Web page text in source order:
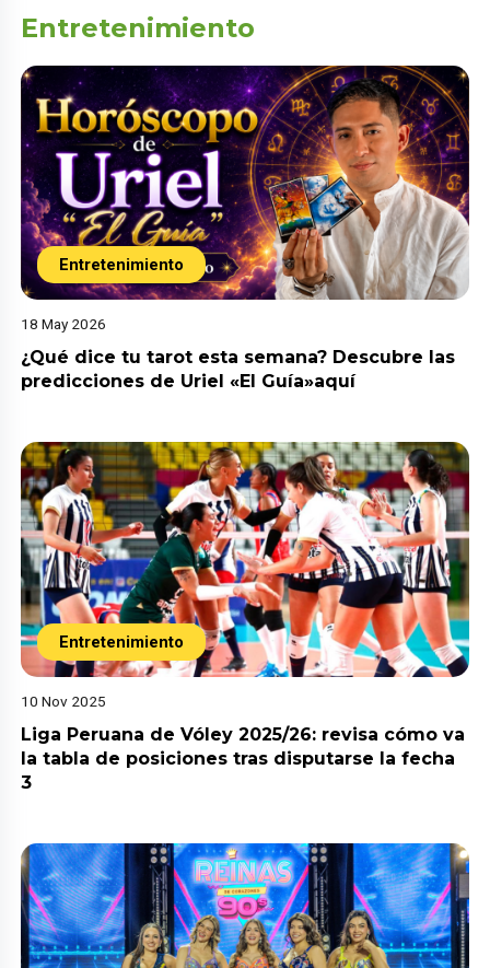
Entretenimiento
Entretenimiento
18 May 2026
¿Qué dice tu tarot esta semana? Descubre las
predicciones de Uriel «El Guía»aquí
Entretenimiento
10 Nov 2025
Liga Peruana de Vóley 2025/26: revisa cómo va
la tabla de posiciones tras disputarse la fecha
3